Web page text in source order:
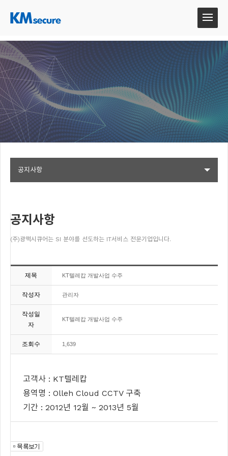
공지사항
공지사항
(주)광맥시큐어는 SI 분야를 선도하는 IT서비스 전문기업입니다.
제목 KT텔레캅 개발사업 수주
작성자 관리자
작성일
자
KT텔레캅 개발사업 수주
조회수 1,639
고객사 : KT텔레캅
용역명 : Olleh Cloud CCTV 구축
기간 : 2012년 12월 ~ 2013년 5월